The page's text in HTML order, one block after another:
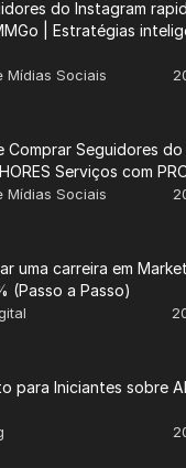
do Instagram
| Estratégias
Mídias Sociais
Comprar Seguidores do
Serviços com
Mídias Sociais
uma carreira em
(Passo a Passo)
para Iniciantes sobre